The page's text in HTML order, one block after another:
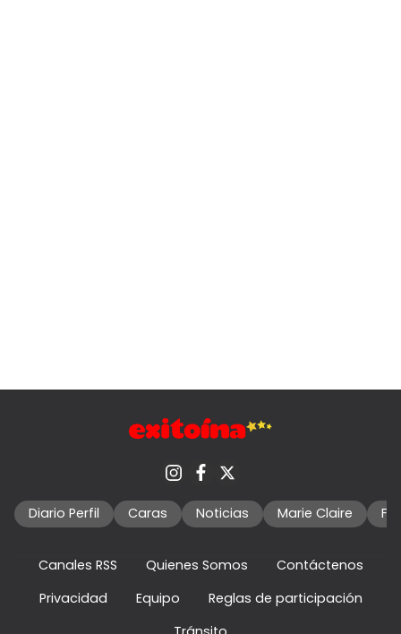
Diario Perfil Caras Noticias Marie Claire
Canales RSS Quienes Somos
Contáctenos
Privacidad
Equipo
Reglas de participación